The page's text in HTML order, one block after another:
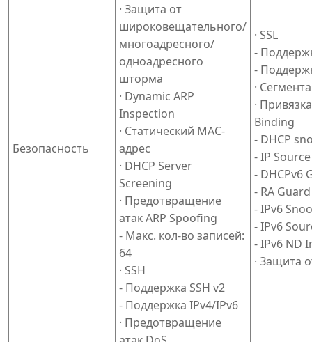
Безопасность
· Защита от
широковещательного/
многоадресного/
одноадресного
шторма
· Dynamic ARP
Inspection
· Статический MAC-
адрес
· DHCP Server
Screening
· Предотвращение
атак ARP Spoofing
- Макс. кол-во записей:
64
· SSH
- Поддержка SSH v2
- Поддержка IPv4/IPv6
· Предотвращение
· SSL
-
-
·
·
Binding
- DHCP
- IP
- DHCPv6
- RA Guard
- IPv6
- IPv6
- IPv6 ND
· Защита